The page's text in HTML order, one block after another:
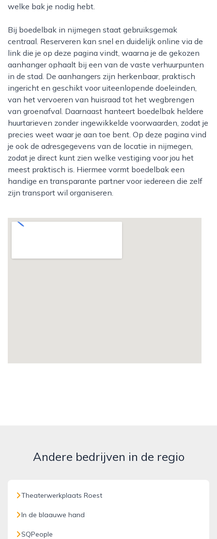
welke bak je nodig hebt.
Bij boedelbak in nijmegen staat gebruiksgemak
centraal. Reserveren kan snel en duidelijk online via de
link die je op deze pagina vindt, waarna je de gekozen
aanhanger ophaalt bij een van de vaste verhuurpunten
in de stad. De aanhangers zijn herkenbaar, praktisch
ingericht en geschikt voor uiteenlopende doeleinden,
van het vervoeren van huisraad tot het wegbrengen
van groenafval. Daarnaast hanteert boedelbak heldere
huurtarieven zonder ingewikkelde voorwaarden, zodat je
precies weet waar je aan toe bent. Op deze pagina vind
je ook de adresgegevens van de locatie in nijmegen,
zodat je direct kunt zien welke vestiging voor jou het
meest praktisch is. Hiermee vormt boedelbak een
handige en transparante partner voor iedereen die zelf
zijn transport wil organiseren.
Andere bedrijven in de regio
Theaterwerkplaats Roest
In de blaauwe hand
SQPeople